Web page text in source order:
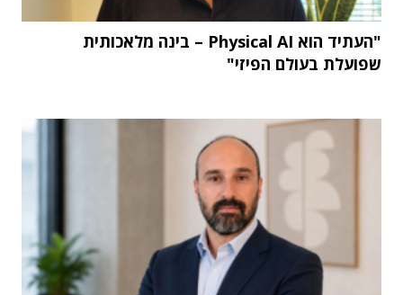
"העתיד הוא Physical AI – בינה מלאכותית
שפועלת בעולם הפיזי"